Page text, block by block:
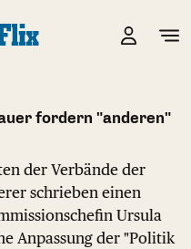
fordern "anderen"
der Verbände der
schrieben einen
Ursula
Anpassung der "Politik